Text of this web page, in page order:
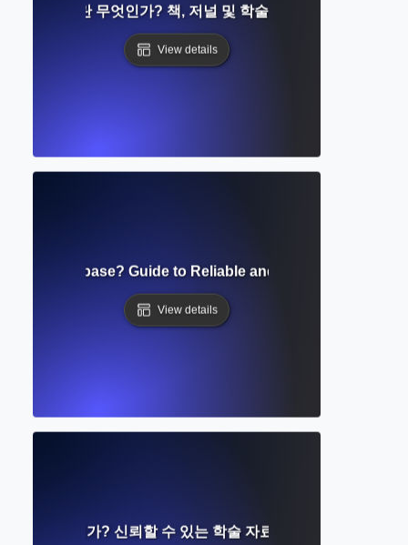
카탈로그란 무엇인가? 책, 저널 및 학술 자료 찾기 가이드
View details
Database? Guide to Reliable and Scholarly
View details
스란 무엇인가? 신뢰할 수 있는 학술 자료 찾기에 대한 완벽한